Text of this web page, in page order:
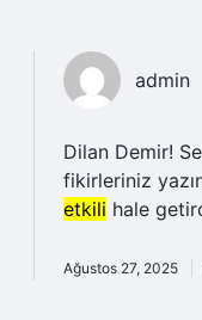
admin
Dilan Demir!
fikirleriniz
etkili hale
Ağustos 27, 2025